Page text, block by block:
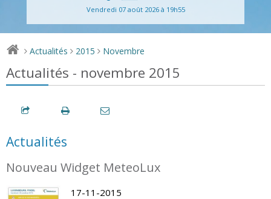
Vendredi 07 août 2026 à 19h55
> Actualités > 2015 > Novembre
Actualités - novembre 2015
Actualités
Nouveau Widget MeteoLux
17-11-2015